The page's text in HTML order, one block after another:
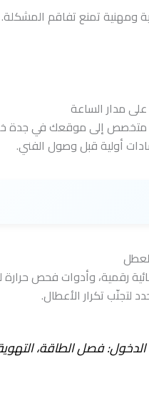
ومهنية تمنع تفاقم
مدار الساعة
متخصص إلى موقعك في جدة
أولية قبل وصول الفني.
رقمية، وأدوات فحص
لتجنّب تكرار الأعطال.
فصل الطاقة،